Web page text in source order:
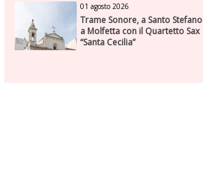
01 agosto 2026
Trame Sonore, a Santo Stefano
a Molfetta con il Quartetto Sax
“Santa Cecilia”